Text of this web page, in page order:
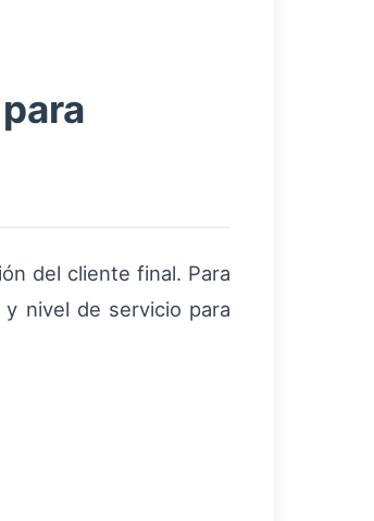
del cliente final. Para
nivel de servicio para